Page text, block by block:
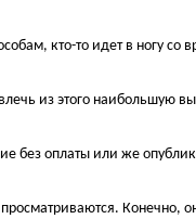
кто-то идет в ногу
из этого наибольшую
оплаты или же
Конечно,